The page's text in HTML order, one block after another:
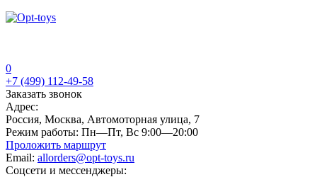
0
+7 (499) 112-49-58
Заказать звонок
Адрес:
Россия, Москва, Автомоторная улица, 7
Режим работы: Пн—Пт, Вс 9:00—20:00
Проложить маршрут
Email: allorders@opt-toys.ru
Соцсети и мессенджеры: